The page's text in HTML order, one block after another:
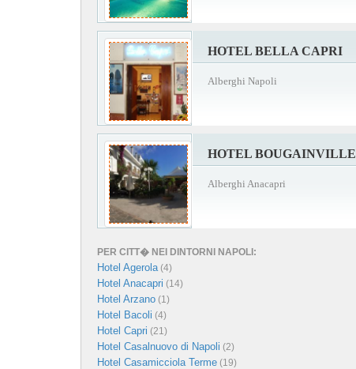
HOTEL BELLA CAPRI
Alberghi Napoli
HOTEL BOUGAINVILLE
Alberghi Anacapri
PER CITT� NEI DINTORNI NAPOLI:
Hotel Agerola(4)
Hotel Anacapri (14)
Hotel Arzano (1)
Hotel Bacoli (4)
Hotel Capri (21)
Hotel Casalnuovo di Napoli (2)
Hotel Casamicciola Terme (19)